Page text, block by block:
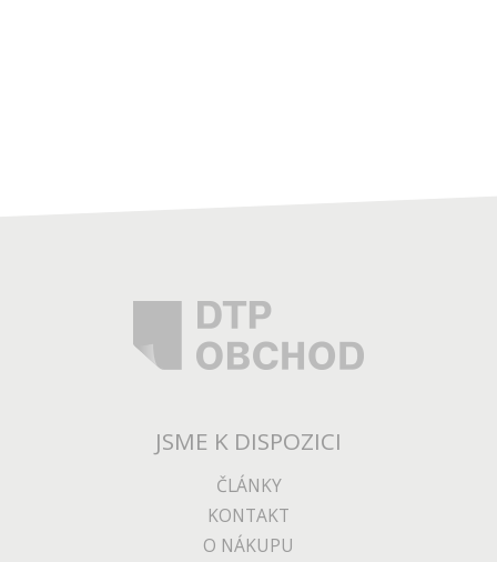
JSME K DISPOZICI
ČLÁNKY
KONTAKT
O NÁKUPU